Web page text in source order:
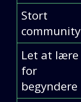
Stort
community
Let at lære
for
begyndere